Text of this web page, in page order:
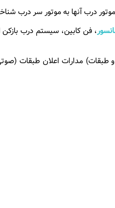
به موتور سر درب شناخته می شود از
، فن کابین، سیستم درب بازکن